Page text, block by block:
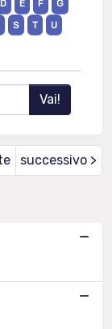
D E F
G
S T
U
successivo >